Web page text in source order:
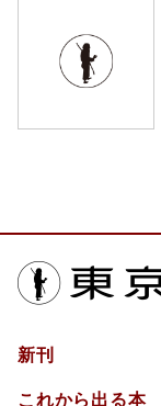
新刊
これから出る本